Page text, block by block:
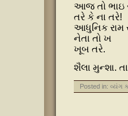
આજ તો ભાઇ
તરે કે ના તરે!
આધુનિક રામ
નેતા તો ખ
ખૂબ તરે.
શૈલા મુન્શા.
Posted in: વ્યંગ